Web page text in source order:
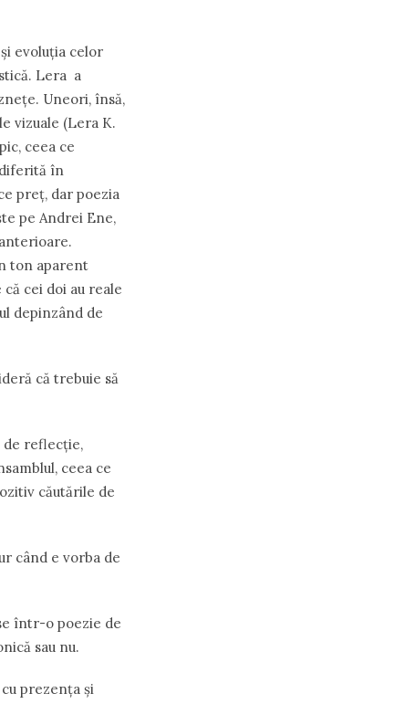
evoluţia celor
Lera a
Uneori, însă,
vizuale (Lera K.
ceea ce
în
preţ, dar poezia
te pe Andrei Ene,
ton aparent
cei doi au reale
depinzând de
că trebuie să
de reflecție,
ceea ce
căutările de
când e vorba de
într-o poezie de
sau nu.
prezența şi